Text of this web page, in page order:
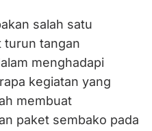
salah satu
turun tangan
menghadapi
kegiatan yang
membuat
paket sembako pada